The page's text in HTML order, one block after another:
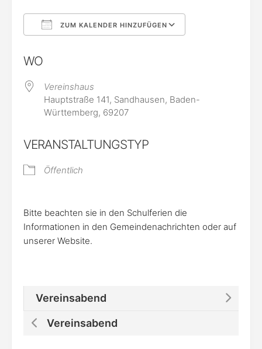
ZUM KALENDER HINZUFÜGEN
WO
Vereinshaus
Hauptstraße 141, Sandhausen, Baden-
Württemberg, 69207
VERANSTALTUNGSTYP
Öffentlich
Bitte beachten sie in den Schulferien die
Informationen in den Gemeindenachrichten oder auf
unserer Website.
Vereinsabend
Vereinsabend